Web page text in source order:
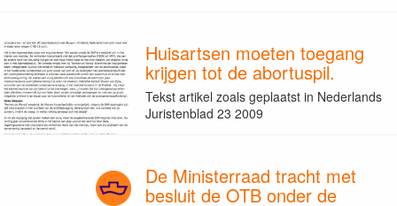
Huisartsen moeten toegang
krijgen tot de abortuspil.
Tekst artikel zoals geplaatst in Nederlands
Juristenblad 23 2009
De Ministerraad tracht met
besluit de OTB onder de